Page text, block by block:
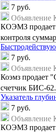
7 руб.
Объявление
КОЭМЗ продает:
контроля
7 руб.
Объявление
Коэмз продает
счетчик БИС-
Указатель
7 руб.
Объявление
КОЭМЗ продает: